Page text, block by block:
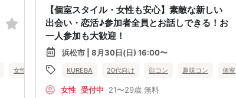
女性無料 静岡県 浜松市
【個室スタイル・女性も安心】素敵な新しい
出会い・恋活♪参加者全員とお話しできる！お
一人参加も大歓迎！
浜松市 | 8月30日(日) 16:00〜
KUREBA 20代向け 街コン 趣味コン 個室
女性 受付中 21〜29歳 無料